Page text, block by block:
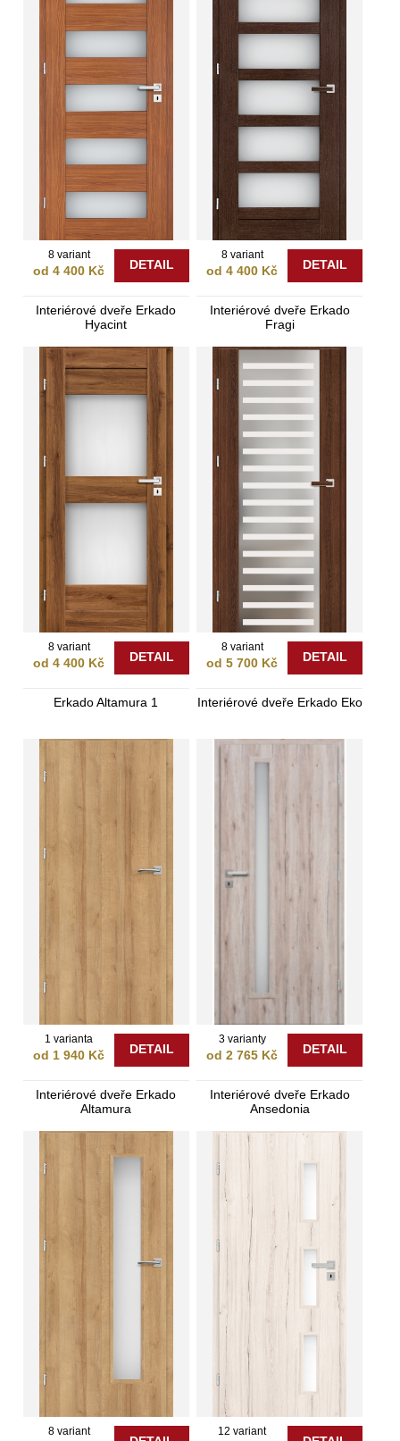
8 variant
od 4 400 Kč DETAIL
8 variant
od 4 400 Kč DETAIL
Interiérové dveře Erkado
Hyacint
8 variant
od 4 400 Kč DETAIL
Interiérové dveře Erkado
Fragi
8 variant
od 5 700 Kč DETAIL
Erkado Altamura 1
1 varianta
od 1 940 Kč DETAIL
Interiérové dveře Erkado Eko
3 varianty
od 2 765 Kč DETAIL
Interiérové dveře Erkado
Altamura
8 variant
Interiérové dveře Erkado
Ansedonia
12 variant